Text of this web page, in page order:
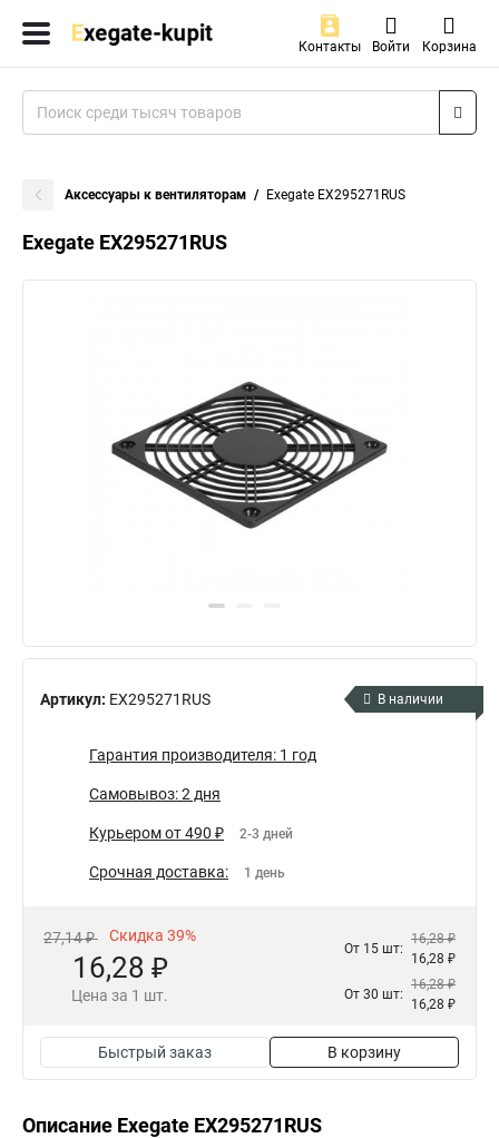
Контакты Войти Корзина
Аксессуары к вентиляторам Exegate EX295271RUS
Exegate EX295271RUS
Артикул: EX295271RUS В наличии
Гарантия производителя: 1 год
Самовывоз: 2 дня
Курьером от 490 ₽ 2-3 дней
Срочная доставка: 1 день
27,14 ₽ Скидка 39%
16,28 ₽
Цена за 1 шт.
От 15 шт:
16,28 ₽
16,28 ₽
От 30 шт:
16,28 ₽
16,28 ₽
Быстрый заказ В корзину
Описание Exegate EX295271RUS